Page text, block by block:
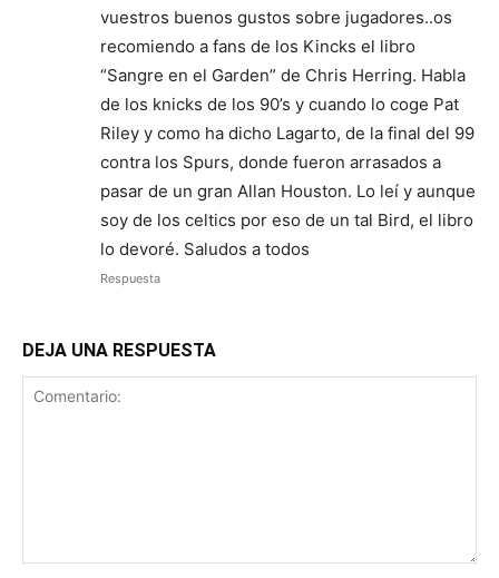
vuestros buenos gustos sobre jugadores..os
recomiendo a fans de los Kincks el libro
“Sangre en el Garden” de Chris Herring. Habla
de los knicks de los 90’s y cuando lo coge Pat
Riley y como ha dicho Lagarto, de la final del 99
contra los Spurs, donde fueron arrasados a
pasar de un gran Allan Houston. Lo leí y aunque
soy de los celtics por eso de un tal Bird, el libro
lo devoré. Saludos a todos
Respuesta
DEJA UNA RESPUESTA